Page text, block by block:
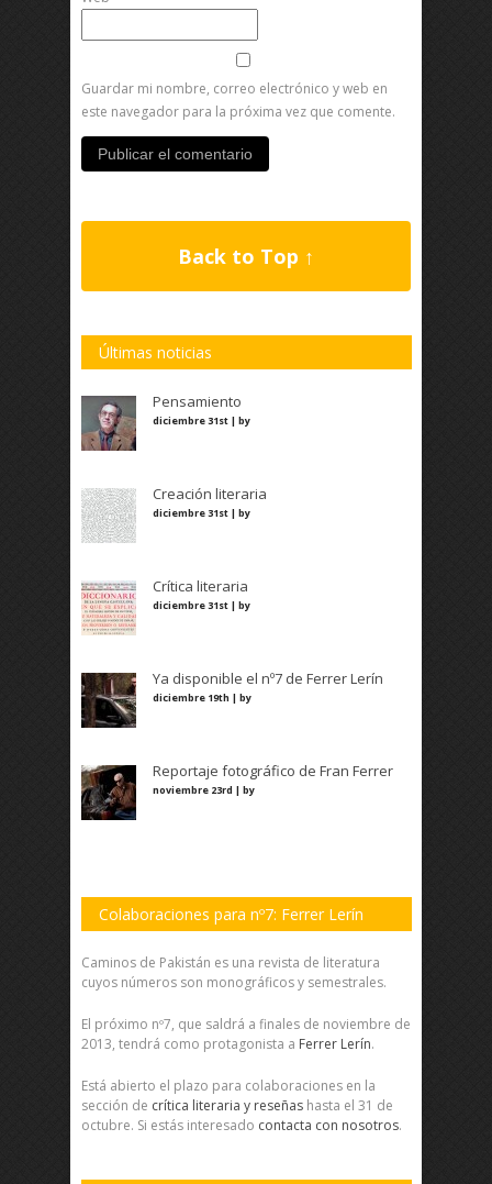
Guardar mi nombre, correo electrónico y web en
este navegador para la próxima vez que comente.
Back to Top ↑
Últimas noticias
Pensamiento
diciembre 31st | by
Creación literaria
diciembre 31st | by
Crítica literaria
diciembre 31st | by
Ya disponible el nº7 de Ferrer Lerín
diciembre 19th | by
Reportaje fotográfico de Fran Ferrer
noviembre 23rd | by
Colaboraciones para nº7: Ferrer Lerín
Caminos de Pakistán es una revista de literatura
cuyos números son monográficos y semestrales.
El próximo nº7, que saldrá a finales de noviembre de
2013, tendrá como protagonista a Ferrer Lerín.
Está abierto el plazo para colaboraciones en la
sección de crítica literaria y reseñas hasta el 31 de
octubre. Si estás interesado contacta con nosotros.